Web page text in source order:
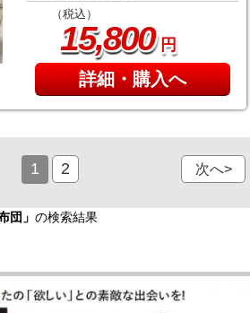
（税込）
15,800円
詳細・購入へ
1 2 次へ>
団」 の検索結果